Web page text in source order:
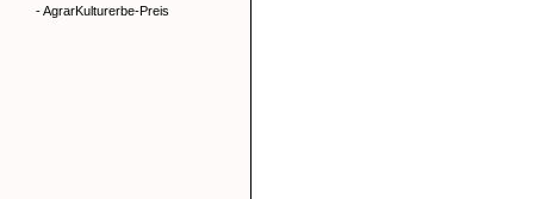
- AgrarKulturerbe-Preis